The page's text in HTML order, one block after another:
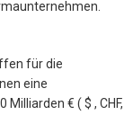
für die
eine
Milliarden € ( $ , CHF,